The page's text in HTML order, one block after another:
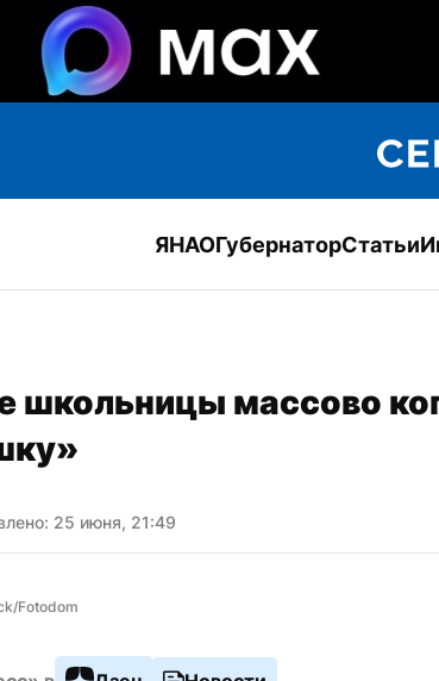
ЯНАОГубернаторСтатьи
школьницы массово
25 июня, 21:49
Fotodom